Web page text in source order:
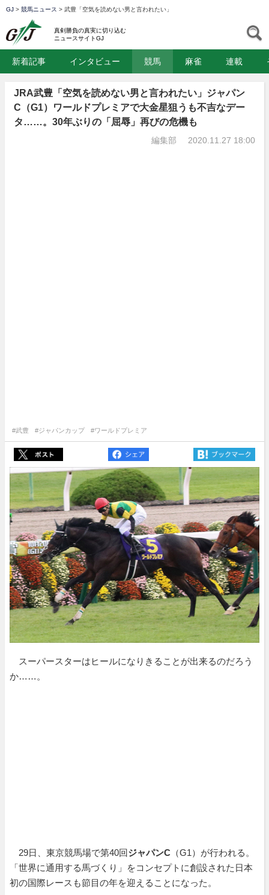
GJ > 競馬ニュース > 武豊「空気を読めない男と言われたい」
真剣勝負の真実に切り込む
ニュースサイトGJ
新着記事 インタビュー 競馬 麻雀 連載
JRA武豊「空気を読めない男と言われたい」ジャパン
C（G1）ワールドプレミアで大金星狙うも不吉なデー
タ……。30年ぶりの「屈辱」再びの危機も
編集部 2020.11.27 18:00
#武豊 #ジャパンカップ #ワールドプレミア
スーパースターはヒールになりきることが出来るのだろう
か……。
29日、東京競馬場で第40回ジャパンC （G1）が行われる。
「世界に通用する馬づくり」をコンセプトに創設された日本
初の国際レースも節目の年を迎えることになった。